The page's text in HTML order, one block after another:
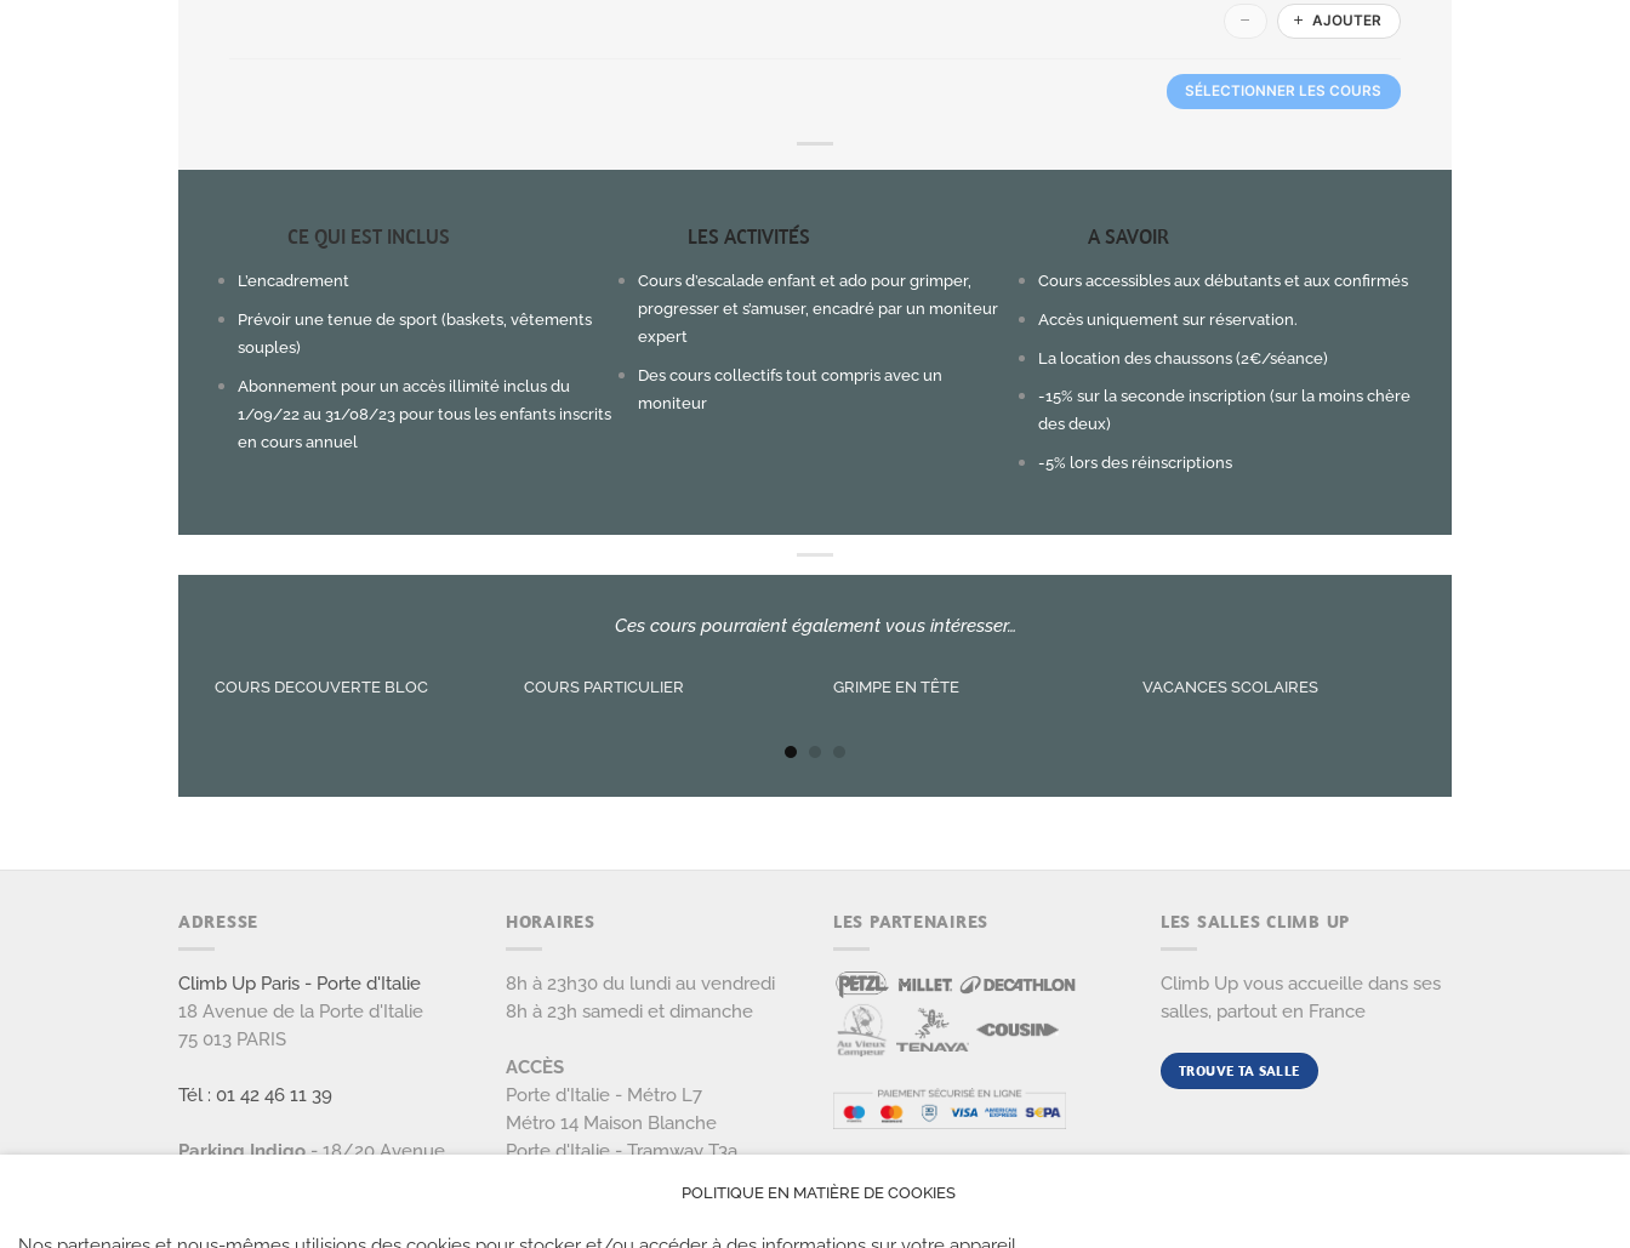
CE QUI EST INCLUS
L’encadrement
Prévoir une tenue de sport (baskets, vêtements
souples)
Abonnement pour un accès illimité inclus du
1/09/22 au 31/08/23 pour tous les enfants inscrits
en cours annuel
LES ACTIVITÉS
Cours d’escalade enfant et ado pour grimper,
progresser et s’amuser, encadré par un moniteur
expert
Des cours collectifs tout compris avec un
moniteur
A SAVOIR
Cours accessibles aux débutants et aux confirmés
Accès uniquement sur réservation.
La location des chaussons (2€/séance)
-15% sur la seconde inscription (sur la moins chère
des deux)
-5% lors des réinscriptions
Ces cours pourraient également vous intéresser…
COURS DECOUVERTE BLOC COURS PARTICULIER GRIMPE EN TÊTE VACANCES SCOLAIRES
ADRESSE
Climb Up Paris - Porte d'Italie
18 Avenue de la Porte d'Italie
75 013 PARIS
Tél : 01 42 46 11 39
Parking Indigo- 18/20 Avenue
1h30 de parking offerte dans la
HORAIRES
8h à 23h30 du lundi au vendredi
8h à 23h samedi et dimanche
ACCÈS
Porte d'Italie - Métro L7
Métro 14 Maison Blanche
Porte d'Italie - Tramway T3a
LES PARTENAIRES LES SALLES CLIMB UP
Climb Up vous accueille dans ses
salles, partout en France
TROUVE TA SALLE
POLITIQUE EN MATIÈRE DE COOKIES